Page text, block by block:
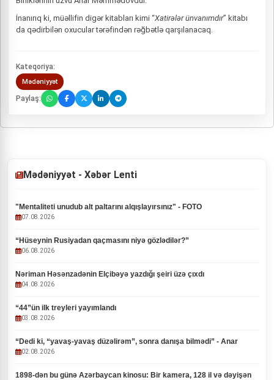
İnanırıq ki, müəllifin digər kitabları kimi “Xatirələr ünvanımdır” kitabı
da qədirbilən oxucular tərəfindən rəğbətlə qarşılanacaq.
Kateqoriya:
Mədəniyyət
Paylaş:
Mədəniyyət - Xəbər Lenti
"Mentaliteti unudub alt paltarını alqışlayırsınız" - FOTO
07.08.2026
“Hüseynin Rusiyadan qaçmasını niyə gözlədilər?”
06.08.2026
Nəriman Həsənzadənin Elçibəyə yazdığı şeiri üzə çıxdı
04.08.2026
“44”ün ilk treyleri yayımlandı
03.08.2026
“Dedi ki, “yavaş-yavaş düzəlirəm”, sonra danışa bilmədi” - Anar
02.08.2026
1898-dən bu günə Azərbaycan kinosu: Bir kamera, 128 il və dəyişən